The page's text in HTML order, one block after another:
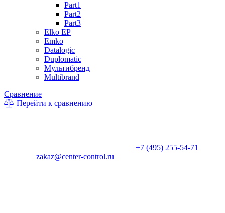
Part1
Part2
Part3
Elko EP
Emko
Datalogic
Duplomatic
Мультибренд
Multibrand
Сравнение
Перейти к сравнению
+7 (495) 255-54-71
zakaz@center-control.ru